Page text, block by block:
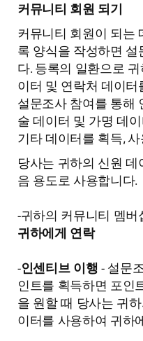
커뮤니티 회원 되기
커뮤니티 회원이 되는
록 양식을 작성하면
다. 등록의 일환으로
이터 및 연락처 데이
설문조사 참여를 통해
술 데이터 및 가명 데
기타 데이터를 획득,
당사는 귀하의 신원
음 용도로 사용합니다.
-귀하의 커뮤니티 멤
귀하에게 연락
-인센티브 이행 - 설문
인트를 획득하면 포인
을 원할 때 당사는 귀
이터를 사용하여 귀하